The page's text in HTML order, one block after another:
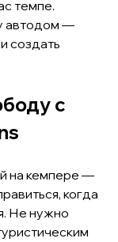
темпе.
автодом —
создать
с
на кемпере —
когда
Не нужно